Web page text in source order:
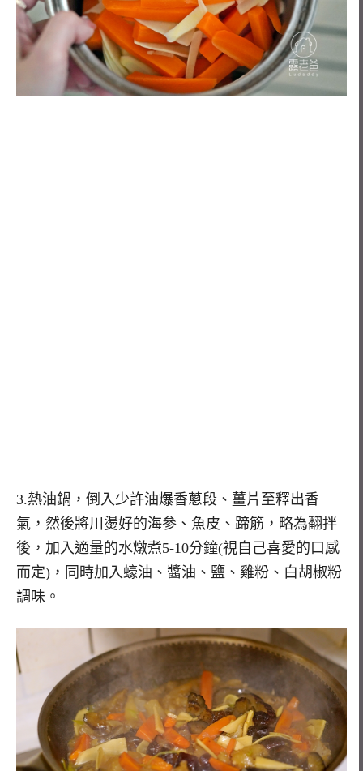
3.熱油鍋，倒入少許油爆香蔥段、薑片至釋出香
氣，然後將川燙好的海參、魚皮、蹄筋，略為翻拌
後，加入適量的水燉煮5-10分鐘(視自己喜愛的口感
而定)，同時加入蠔油、醬油、鹽、雞粉、白胡椒粉
調味。